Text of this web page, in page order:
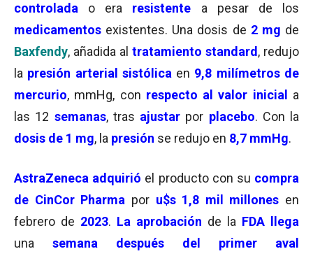
controlada
o era resistente
a pesar de los
medicamentos existentes. Una dosis de 2 mg de
Baxfendy, añadida al tratamiento standard , redujo
la presión arterial sistólica en 9,8 milímetros de
mercurio, mmHg, con respecto al valor inicial
a
las 12 semanas, tras ajustar por placebo. Con la
dosis de 1 mg, la presión se redujo en 8,7 mmHg.
AstraZeneca adquirió el producto con su compra
de CinCor Pharma por u$s 1,8 mil millones en
febrero de 2023. La aprobación de la FDA llega
una semana después del primer aval